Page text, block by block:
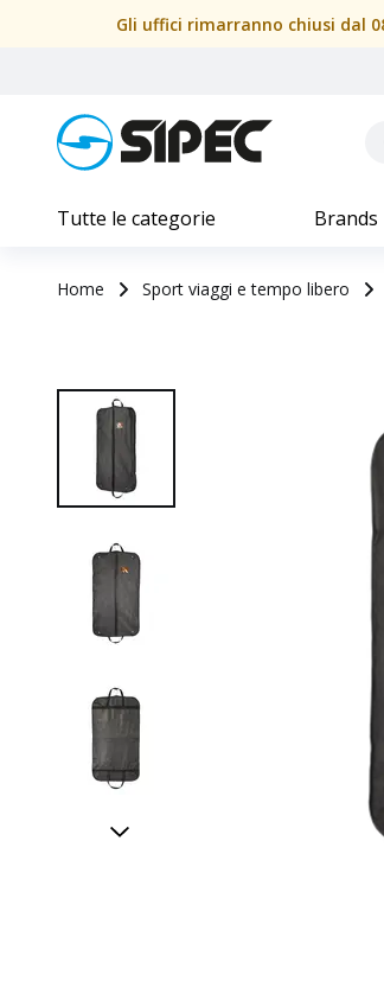
Gli uffici rimarranno chiusi dal
Tutte le categorie Brands
Home Sport viaggi e tempo libero